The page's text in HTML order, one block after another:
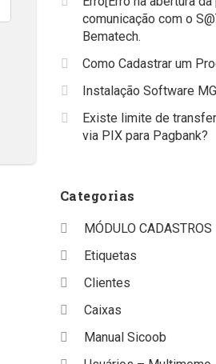
comunicação com o
Bematech.
Como Cadastrar um
Instalação Software
Existe limite de
via PIX para Pagbank?
Categorias
MÓDULO CADASTROS
Etiquetas
Clientes
Caixas
Manual Sicoob